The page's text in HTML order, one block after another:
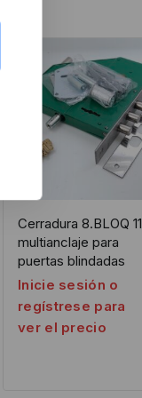
Cerradura 8.BLOQ 11
multianclaje para
puertas blindadas
Inicie sesión o
regístrese para
ver el precio